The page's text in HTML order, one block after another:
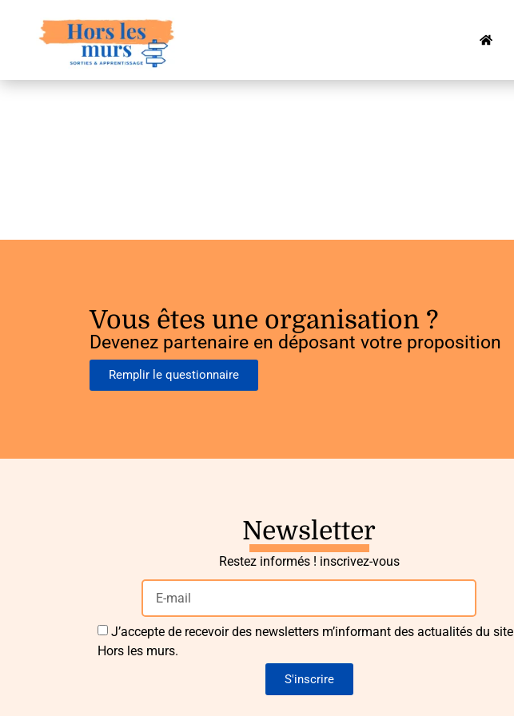
Vous êtes une organisation ?
Devenez partenaire en déposant votre proposition
Remplir le questionnaire
Newsletter
Restez informés ! inscrivez-vous
J’accepte de recevoir des newsletters m’informant des actualités du site
Hors les murs.
S'inscrire